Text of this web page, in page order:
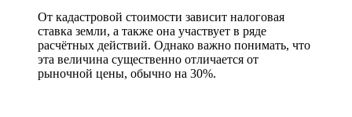
От кадастровой стоимости зависит налоговая
ставка земли, а также она участвует в ряде
расчётных действий. Однако важно понимать, что
эта величина существенно отличается от
рыночной цены, обычно на 30%.